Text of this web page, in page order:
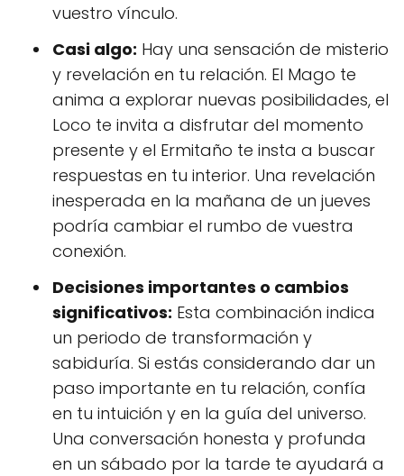
vuestro vínculo.
Casi algo: Hay una sensación de misterio
y revelación en tu relación. El Mago te
anima a explorar nuevas posibilidades, el
Loco te invita a disfrutar del momento
presente y el Ermitaño te insta a buscar
respuestas en tu interior. Una revelación
inesperada en la mañana de un jueves
podría cambiar el rumbo de vuestra
conexión.
Decisiones importantes o cambios
significativos: Esta combinación indica
un periodo de transformación y
sabiduría. Si estás considerando dar un
paso importante en tu relación, confía
en tu intuición y en la guía del universo.
Una conversación honesta y profunda
en un sábado por la tarde te ayudará a